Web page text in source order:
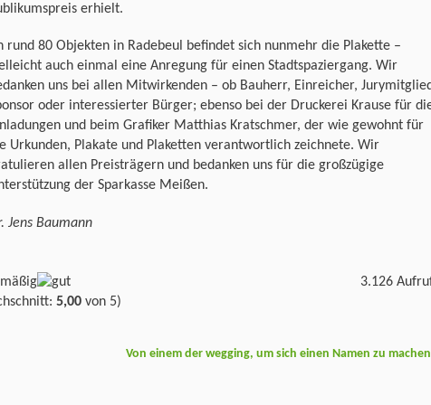
erhielt.
rund 80 Objekten in Radebeul befindet sich nunmehr die Plakette –
auch einmal eine Anregung für einen Stadtspaziergang. Wir
uns bei allen Mitwirkenden – ob Bauherr, Einreicher,
oder interessierter Bürger; ebenso bei der Druckerei Krause für
und beim Grafiker Matthias Kratschmer, der wie gewohnt für
Urkunden, Plakate und Plaketten verantwortlich zeichnete. Wir
allen Preisträgern und bedanken uns für die großzügige
der Sparkasse Meißen.
Jens Baumann
5,00 von 5)
3.126
Von einem der wegging, um sich einen Namen zu machen